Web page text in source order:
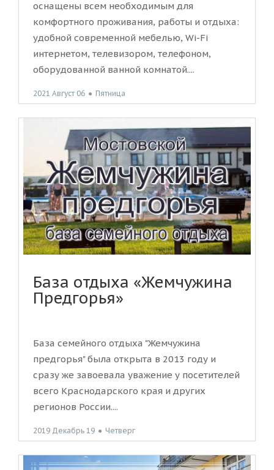
оснащены всем необходимым для
комфортного проживания, работы и отдыха:
удобной современной мебелью, Wi-Fi
интернетом, телевизором, телефоном,
оборудованной ванной комнатой....
2021 Август 06 ● Пятница
База отдыха «Жемчужина
Предгорья»
База семейного отдыха "Жемчужина
предгорья" была открыта в 2013 году и
сразу же завоевала уважение у посетителей
всего Краснодарского края и других
регионов России....
2019 Декабрь 19 ● Четверг